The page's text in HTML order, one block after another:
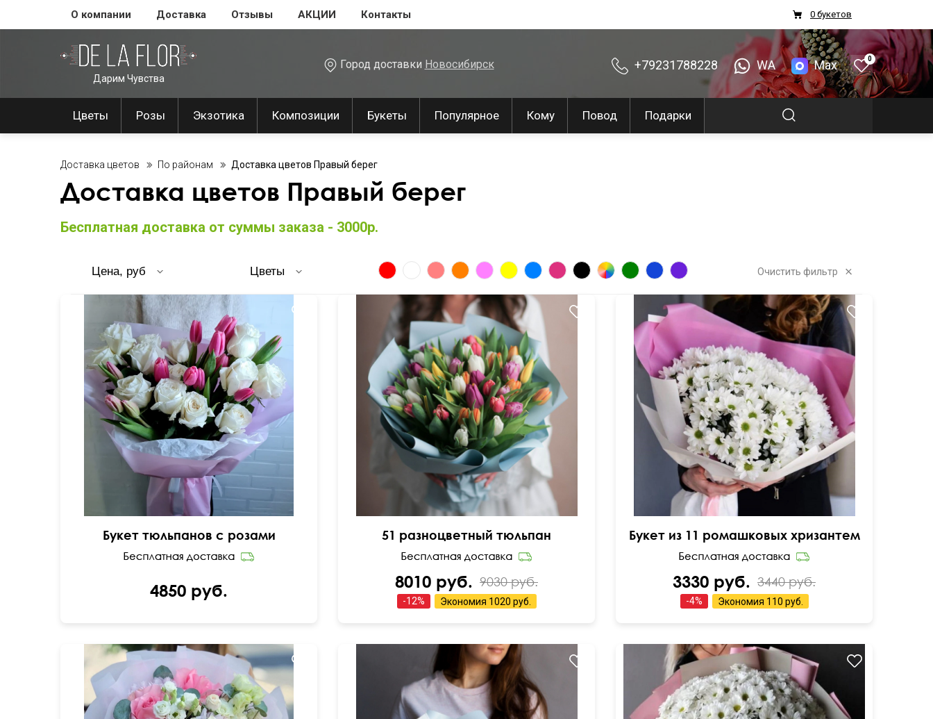
О компании Доставка Отзывы АКЦИИ Контакты 0 букетов
Дарим Чувства
Город доставки Новосибирск +79231788228 WA Max 0
Цветы Розы Экзотика Композиции Букеты Популярное Кому Повод Подарки
Доставка цветов По районам Доставка цветов Правый берег
Доставка цветов Правый берег
Бесплатная доставка от суммы заказа - 3000р.
Цена, руб Цветы Очистить фильтр
50 см 40 см
Букет тюльпанов с розами
4850 руб.
45 см 45 см
51 разноцветный тюльпан
8010 руб. 9030 руб.
-12% Экономия 1020 руб.
Розовая дизайнерская упаковка
Букет из 11 ромашковых хризантем
3330 руб. 3440 руб.
-4% Экономия 110 руб.